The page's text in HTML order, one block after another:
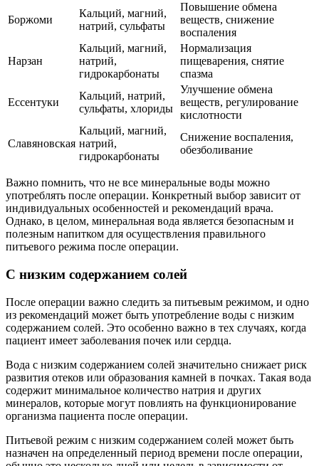
Боржоми
Кальций, магний,
натрий, сульфаты
Повышение обмена
веществ, снижение
воспаления
Нарзан
Кальций, магний,
натрий,
гидрокарбонаты
Нормализация
пищеварения, снятие
спазма
Ессентуки
Кальций, натрий,
сульфаты, хлориды
Улучшение обмена
веществ, регулирование
кислотности
Славяновская
Кальций, магний,
натрий,
гидрокарбонаты
Снижение воспаления,
обезболивание
Важно помнить, что не все минеральные воды можно
употреблять после операции. Конкретный выбор зависит от
индивидуальных особенностей и рекомендаций врача.
Однако, в целом, минеральная вода является безопасным и
полезным напитком для осуществления правильного
питьевого режима после операции.
С низким содержанием солей
После операции важно следить за питьевым режимом, и одно
из рекомендаций может быть употребление воды с низким
содержанием солей. Это особенно важно в тех случаях, когда
пациент имеет заболевания почек или сердца.
Вода с низким содержанием солей значительно снижает риск
развития отеков или образования камней в почках. Такая вода
содержит минимальное количество натрия и других
минералов, которые могут повлиять на функционирование
организма пациента после операции.
Питьевой режим с низким содержанием солей может быть
назначен на определенный период времени после операции,